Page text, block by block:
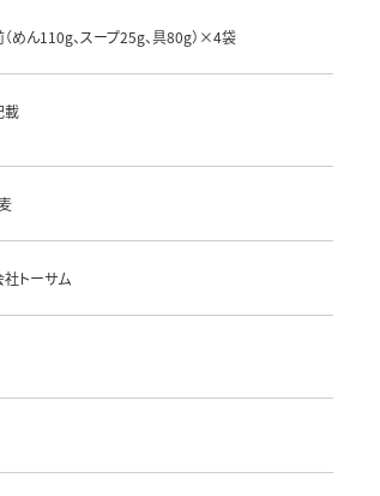
めん110g、スープ25g、具80g）×4袋
載
トーサム